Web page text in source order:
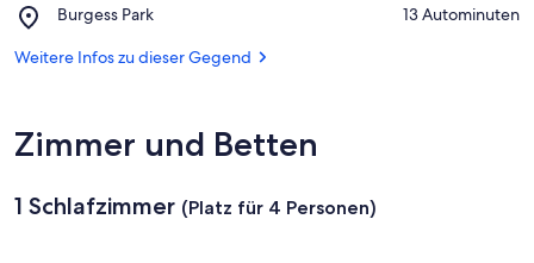
Park
Burgess Park
Place,
Park
‪13 Autominuten‬
Weitere Infos zu dieser Gegend
Zimmer und Betten
1 Schlafzimmer (Platz für 4 Personen)